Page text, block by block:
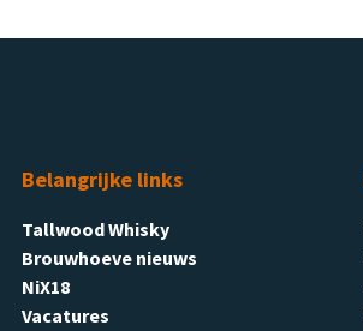
Belangrijke links
Tallwood Whisky
Brouwhoeve nieuws
NiX18
Vacatures